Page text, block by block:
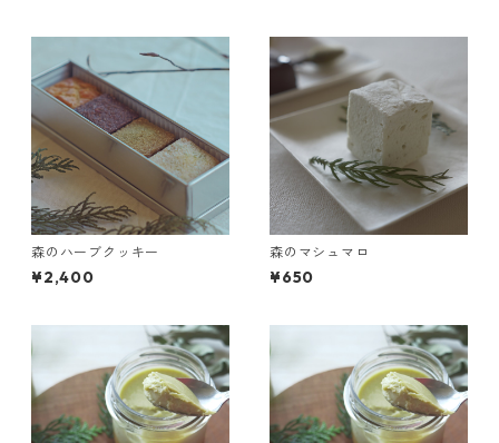
森のハーブクッキー
¥2,400
森のマシュマロ
¥650